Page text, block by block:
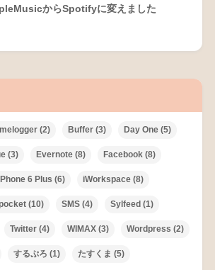
からSpotifyに変えました
(2) Buffer(3) Day One(5)
(3) Evernote(8) Facebook(8)
6 Plus (6) iWorkspace(8)
(10) SMS(4) Sylfeed (1)
Twitter(4) WIMAX(3) Wordpress (2)
するぷろ (1) たすくま (5)